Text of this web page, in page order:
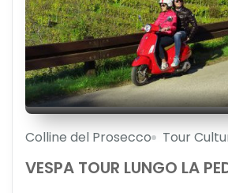
Colline del Prosecco Tour
VESPA TOUR LUNGO LA